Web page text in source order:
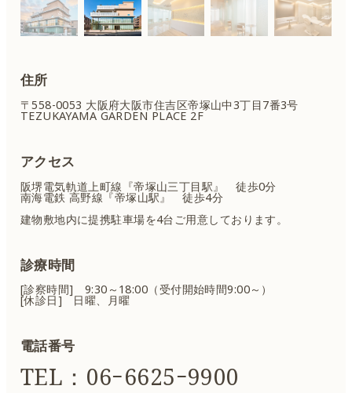
住所
〒558-0053 大阪府大阪市住吉区帝塚山中3丁目7番3号
TEZUKAYAMA GARDEN PLACE 2F
アクセス
阪堺電気軌道上町線『帝塚山三丁目駅』 徒歩0分
南海電鉄 高野線『帝塚山駅』 徒歩4分
建物敷地内に提携駐車場を4台ご用意しております。
診療時間
[診察時間] 9:30～18:00（受付開始時間9:00～）
[休診日] 日曜、月曜
電話番号
TEL：06ｰ6625ｰ9900